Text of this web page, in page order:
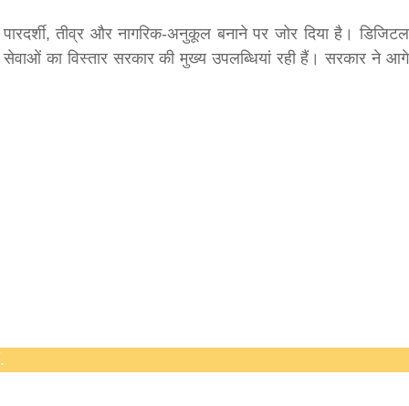
तीव्र और नागरिक-अनुकूल बनाने पर जोर दिया है। डिजिटल
का विस्तार सरकार की मुख्य उपलब्धियां रही हैं। सरकार ने आगे